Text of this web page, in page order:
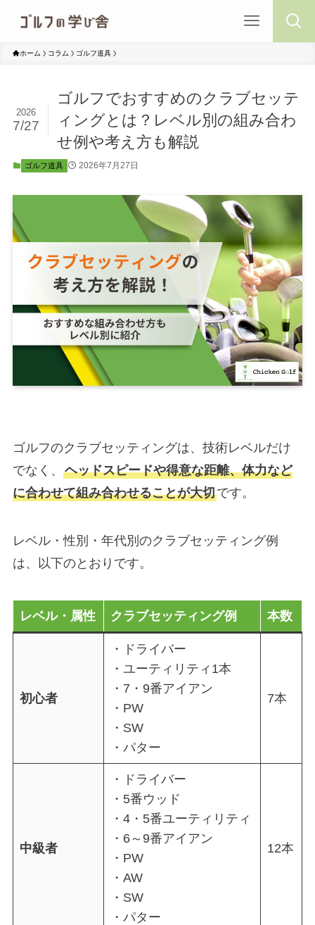
ホーム コラム ゴルフ道具
ゴルフでおすすめのクラブセッテ
ィングとは？レベル別の組み合わ
せ例や考え方も解説
2026
7/27
ゴルフ道具 2026年7月27日
ゴルフのクラブセッティングは、技術レベルだけ
でなく、 ヘッドスピードや得意な距離、体力など
に合わせて組み合わせることが大切です。
レベル・性別・年代別のクラブセッティング例
は、以下のとおりです。
レベル・属性 クラブセッティング例 本数
初心者
・ドライバー
・ユーティリティ1本
・7・9番アイアン
・PW
・SW
・パター
7本
中級者
・ドライバー
・5番ウッド
・4・5番ユーティリティ
・6～9番アイアン
・PW
・AW
・SW
・パター
12本